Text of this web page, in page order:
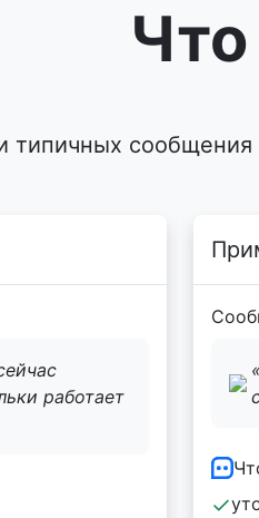
типичных
работает